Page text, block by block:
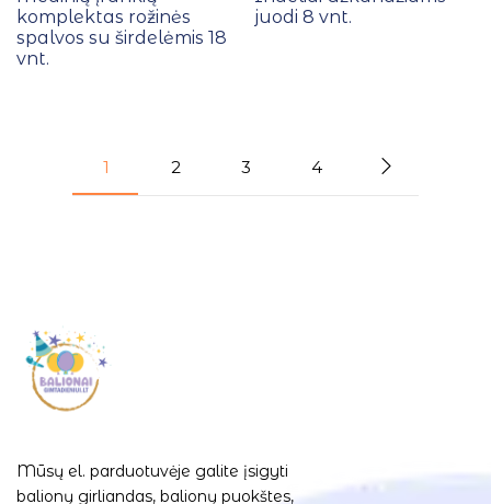
komplektas rožinės
spalvos su širdelėmis 18
vnt.
juodi 8 vnt.
1 2 3 4
Mūsų el. parduotuvėje galite įsigyti
balionų girliandas, balionų puokštes,